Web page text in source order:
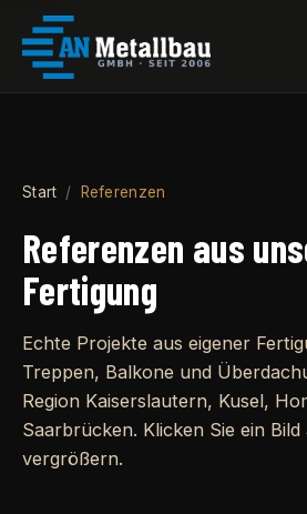
Start / Referenzen
Referenzen aus
Fertigung
Echte Projekte aus eigener
Treppen, Balkone und
Region Kaiserslautern, Kusel,
Saarbrücken. Klicken Sie ein
vergrößern.